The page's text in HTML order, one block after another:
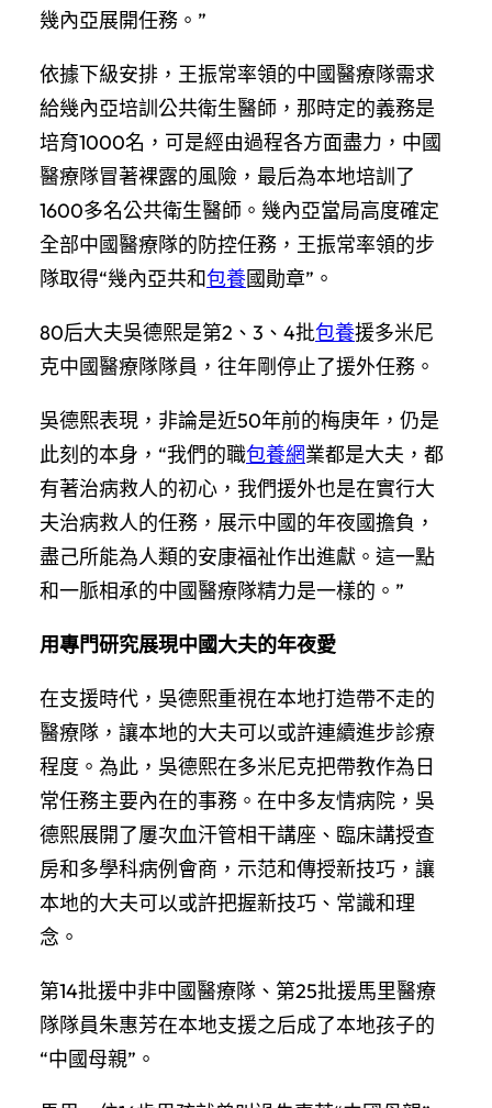
幾內亞展開任務。”
依據下級安排，王振常率領的中國醫療隊需求
給幾內亞培訓公共衛生醫師，那時定的義務是
培育1000名，可是經由過程各方面盡力，中國
醫療隊冒著裸露的風險，最后為本地培訓了
1600多名公共衛生醫師。幾內亞當局高度確定
全部中國醫療隊的防控任務，王振常率領的步
隊取得“幾內亞共和包養國勛章”。
80后大夫吳德熙是第2、3、4批包養援多米尼
克中國醫療隊隊員，往年剛停止了援外任務。
吳德熙表現，非論是近50年前的梅庚年，仍是
此刻的本身，“我們的職包養網業都是大夫，都
有著治病救人的初心，我們援外也是在實行大
夫治病救人的任務，展示中國的年夜國擔負，
盡己所能為人類的安康福祉作出進獻。這一點
和一脈相承的中國醫療隊精力是一樣的。”
用專門研究展現中國大夫的年夜愛
在支援時代，吳德熙重視在本地打造帶不走的
醫療隊，讓本地的大夫可以或許連續進步診療
程度。為此，吳德熙在多米尼克把帶教作為日
常任務主要內在的事務。在中多友情病院，吳
德熙展開了屢次血汗管相干講座、臨床講授查
房和多學科病例會商，示范和傳授新技巧，讓
本地的大夫可以或許把握新技巧、常識和理
念。
第14批援中非中國醫療隊、第25批援馬里醫療
隊隊員朱惠芳在本地支援之后成了本地孩子的
“中國母親”。